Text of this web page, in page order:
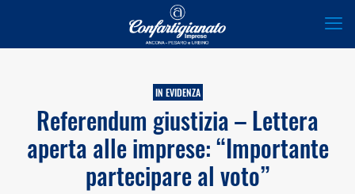
IN EVIDENZA
Referendum giustizia – Lettera
aperta alle imprese: “Importante
partecipare al voto”